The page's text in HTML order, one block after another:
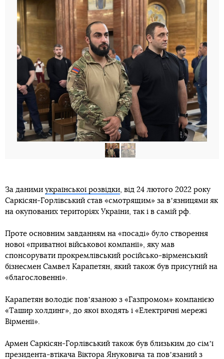
За даними української розвідки , від 24 лютого 2022 року
Саркісян-Горлівський став «смотрящим» за вʼязницями як
на окупованих територіях України, так і в самій рф.
Проте основним завданням на «посаді» було створення
нової «приватної військової компанії», яку мав
спонсорувати прокремлівський російсько-вірменський
бізнесмен Самвел Карапетян, який також був присутній на
«благословенні».
Карапетян володіє повʼязаною з «Газпромом» компанією
«Ташир холдинг», до якої входять і «Електричні мережі
Вірменії».
Армен Саркісян-Горлівський також був близьким до сімʼї
президента-втікача Віктора Януковича та повʼязаний з